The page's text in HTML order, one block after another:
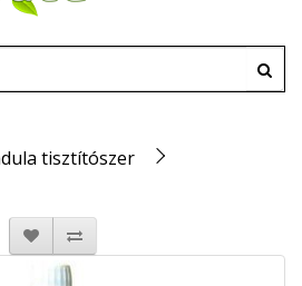
tisztítószer